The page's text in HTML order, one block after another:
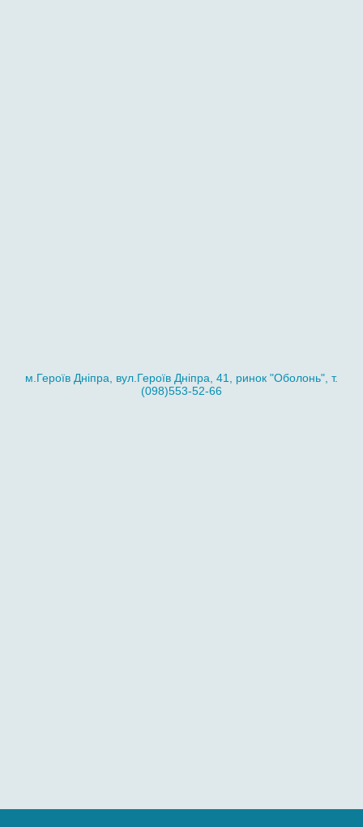
м.Героїв Дніпра, вул.Героїв Дніпра, 41, ринок "Оболонь", т.
(098)553-52-66